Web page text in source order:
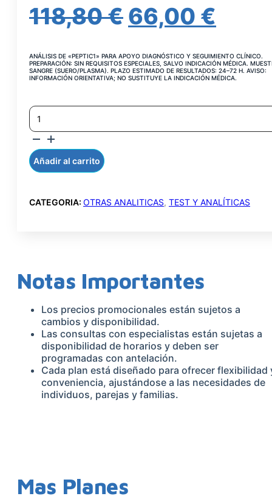
118,80€ EL
ORIGINAL
118,80 €.
66,00 €
ANÁLISIS DE «PEPTIC1» PARA APOYO DIAGNÓSTICO Y SEGUIMIENTO CLÍNICO.
PREPARACIÓN: SIN REQUISITOS ESPECIALES, SALVO INDICACIÓN MÉDICA.
SANGRE (SUERO/PLASMA). PLAZO ESTIMADO DE RESULTADOS: 24–72 H. AVISO:
INFORMACIÓN ORIENTATIVA; NO SUSTITUYE LA INDICACIÓN MÉDICA.
PEPTIDO
C
AL
MINUTO
CANTIDAD
Añadir al carrito
CATEGORIA: OTRAS ANALITICAS, TEST Y ANALÍTICAS
Notas Importantes
Los precios promocionales están sujetos a
cambios y disponibilidad.
Las consultas con especialistas están sujetas a
disponibilidad de horarios y deben ser
programadas con antelación.
Cada plan está diseñado para ofrecer flexibilidad
conveniencia, ajustándose a las necesidades de
individuos, parejas y familias.
Mas Planes